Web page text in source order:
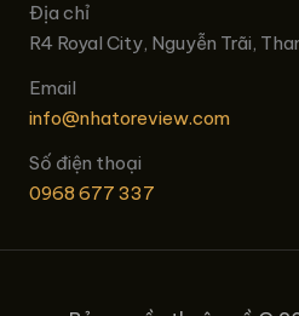
Địa chỉ
R4 Royal City, Nguyễn Trãi,
Email
info@nhatoreview.com
Số điện thoại
0968 677 337